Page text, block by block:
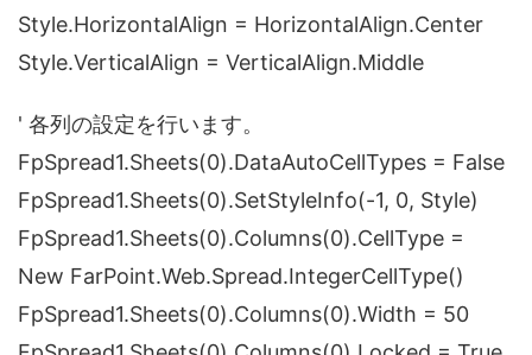
Style.HorizontalAlign = HorizontalAlign.Center
Style.VerticalAlign = VerticalAlign.Middle
' 各列の設定を行います。
FpSpread1.Sheets(0).DataAutoCellTypes = False
FpSpread1.Sheets(0).SetStyleInfo(-1, 0, Style)
FpSpread1.Sheets(0).Columns(0).CellType =
New FarPoint.Web.Spread.IntegerCellType()
FpSpread1.Sheets(0).Columns(0).Width = 50